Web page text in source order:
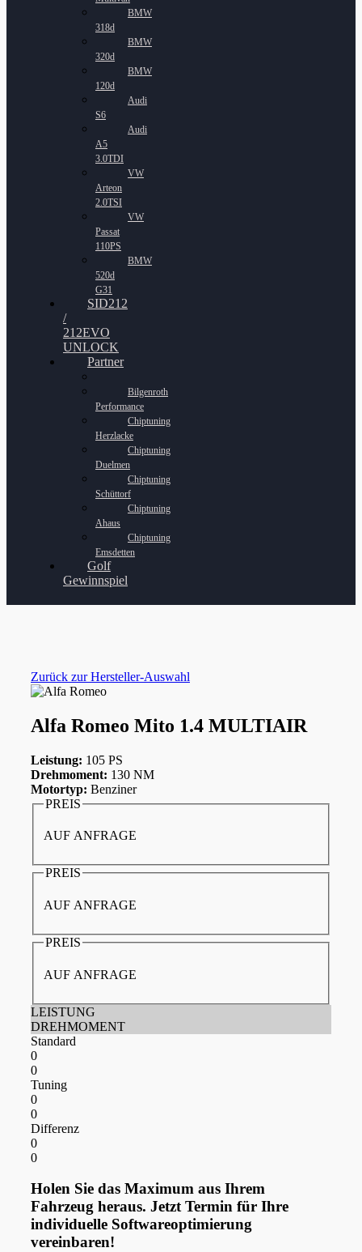
BMW
318d
BMW
320d
BMW
120d
Audi
S6
Audi
A5
3.0TDI
VW
Arteon
2.0TSI
VW
Passat
110PS
BMW
520d
G31
SID212
/
212EVO
UNLOCK
Partner
Bilgenroth
Performance
Chiptuning
Herzlacke
Chiptuning
Duelmen
Chiptuning
Schüttorf
Chiptuning
Ahaus
Chiptuning
Emsdetten
Golf
Gewinnspiel
Zurück zur Hersteller-Auswahl
Alfa Romeo Mito 1.4 MULTIAIR
Leistung: 105 PS
Drehmoment: 130 NM
Motortyp: Benziner
PREIS
AUF ANFRAGE
PREIS
AUF ANFRAGE
PREIS
AUF ANFRAGE
LEISTUNG
DREHMOMENT
Standard
0
0
Tuning
0
0
Differenz
0
0
Holen Sie das Maximum aus Ihrem
Fahrzeug heraus. Jetzt Termin für Ihre
individuelle Softwareoptimierung
vereinbaren!